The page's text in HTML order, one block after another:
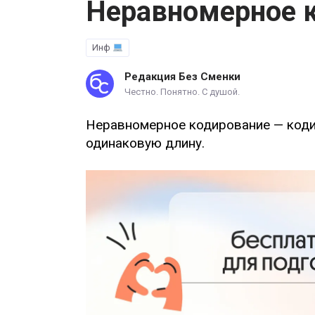
Неравномерное
Инф
Редакция Без Сменки
Честно. Понятно. С душой.
Неравномерное кодирование —
одинаковую длину.